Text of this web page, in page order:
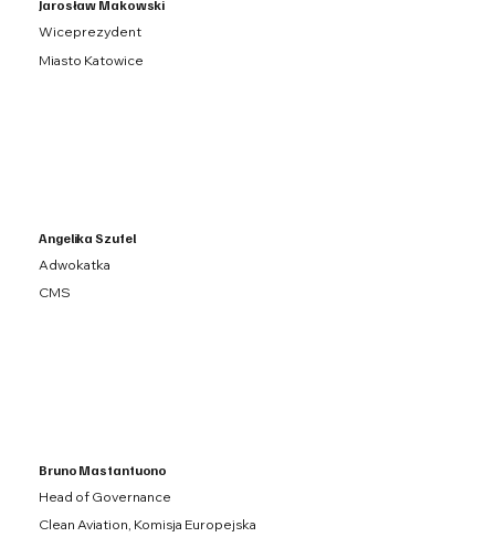
Jarosław Makowski
Wiceprezydent
Miasto Katowice
Angelika Szufel
Adwokatka
CMS
Bruno Mastantuono
Head of Governance
Clean Aviation, Komisja Europejska